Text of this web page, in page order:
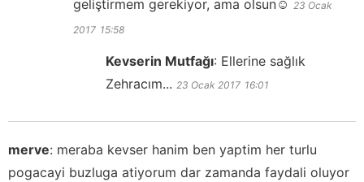
geliştirmem gerekiyor, ama olsun☺️ 23 Ocak
2017 15:58
Kevserin Mutfağı: Ellerine sağlık
Zehracım... 23 Ocak 2017 16:01
merve: meraba kevser hanim ben yaptim her turlu
pogacayi buzluga atiyorum dar zamanda faydali oluyor